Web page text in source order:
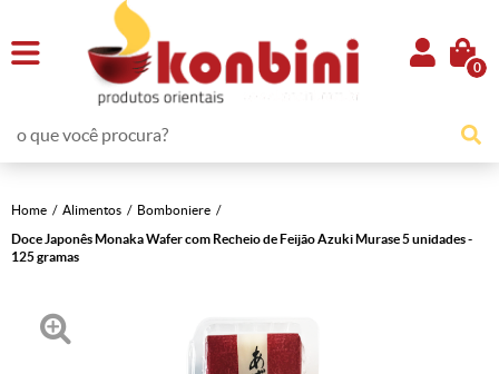
0
Home Alimentos
Bomboniere
Doce Japonês Monaka Wafer com Recheio de Feijão Azuki Murase 5 unidades -
125 gramas